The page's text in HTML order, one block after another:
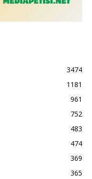
3474
1181
961
752
483
474
369
365